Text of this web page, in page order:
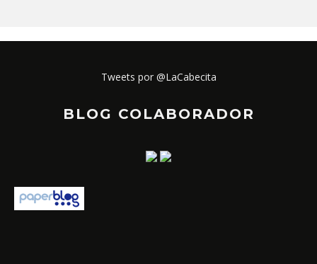
Tweets por @LaCabecita
BLOG COLABORADOR